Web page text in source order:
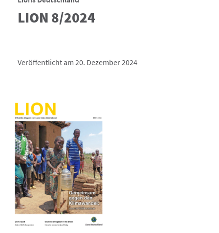
LION 8/2024
Veröffentlicht am 20. Dezember 2024